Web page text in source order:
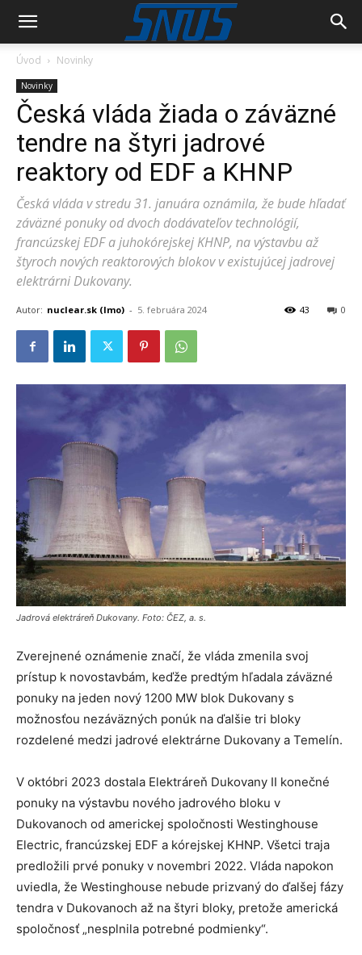
Úvod Novinky
Novinky
Česká vláda žiada o záväzné
tendre na štyri jadrové
reaktory od EDF a KHNP
Česká vláda v stredu 31. januára oznámila, že bude hľadať
záväzné ponuky od dvoch dodávateľov technológií,
francúzskej EDF a juhokórejskej KHNP, na výstavbu až
štyroch nových reaktorových blokov v existujúcej jadrovej
elektrárni Dukovany.
Autor: nuclear.sk (lmo) - 5. februára 2024 0
43
Jadrová elektráreň Dukovany. Foto: ČEZ, a. s.
Zverejnené oznámenie značí, že vláda zmenila svoj
prístup k novostavbám, keďže predtým hľadala záväzné
ponuky na jeden nový 1200 MW blok Dukovany s
možnosťou nezáväzných ponúk na ďalšie tri bloky
rozdelené medzi jadrové elektrárne Dukovany a Temelín.
V októbri 2023 dostala Elektráreň Dukovany II konečné
ponuky na výstavbu nového jadrového bloku v
Dukovanoch od americkej spoločnosti Westinghouse
Electric, francúzskej EDF a kórejskej KHNP. Všetci traja
predložili prvé ponuky v novembri 2022. Vláda napokon
uviedla, že Westinghouse nebude prizvaný do ďalšej fázy
tendra v Dukovanoch až na štyri bloky, pretože americká
spoločnosť „nesplnila potrebné podmienky“.